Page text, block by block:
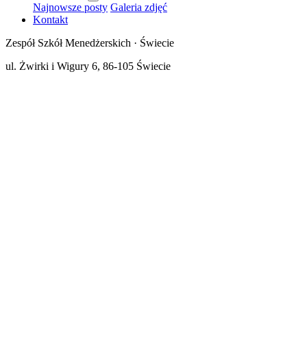
Najnowsze posty Galeria zdjęć
Kontakt
Zespół Szkół Menedżerskich · Świecie
ul. Żwirki i Wigury 6, 86-105 Świecie